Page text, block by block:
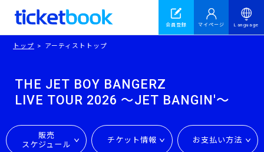
会員登録 マイページ Language
トップ アーティストトップ
THE JET BOY BANGERZ
LIVE TOUR 2026 〜JET BANGIN'〜
販売
スケジュール
チケット情報 お支払い方法